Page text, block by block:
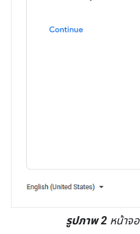
รูปภาพ 2หน้าจ